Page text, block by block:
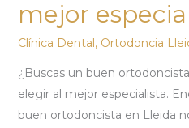
mejor
Clínica Dental , Ortodoncia
¿Buscas un buen
elegir al mejor especialista.
buen ortodoncista en Lleida
cómo
elegir
mejor
especialista